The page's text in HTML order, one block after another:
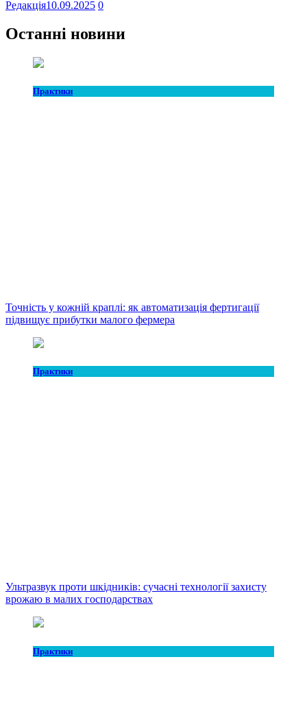
Редакція10.09.2025 0
Останні новини
Практики
Точність у кожній краплі: як автоматизація фертигації
підвищує прибутки малого фермера
Практики
Ультразвук проти шкідників: сучасні технології захисту
врожаю в малих господарствах
Практики